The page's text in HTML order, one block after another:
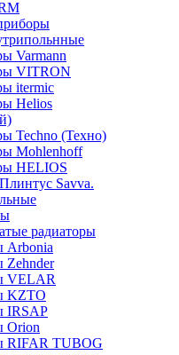
Varmann
VITRON
itermic
Helios
Techno (Техно)
Mohlenhoff
HELIOS
Savva.
радиаторы
Arbonia
Zehnder
VELAR
KZTO
IRSAP
Orion
RIFAR TUBOG